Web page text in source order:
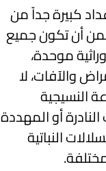
كبيرة جداً من
أن تكون جميع
موحدة،
والآفات، لا
النسيجية
أو المهددة
النباتية